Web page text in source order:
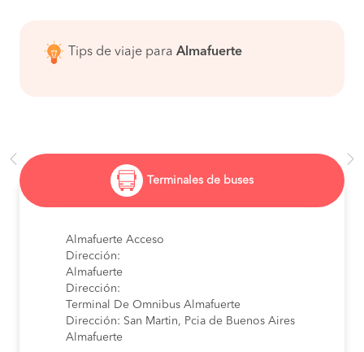
Tips de viaje para Almafuerte
Terminales de buses
Almafuerte Acceso
Dirección:
Almafuerte
Dirección:
Terminal De Omnibus Almafuerte
Dirección: San Martin, Pcia de Buenos Aires
Almafuerte